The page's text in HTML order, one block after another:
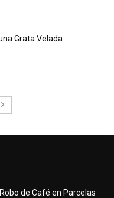
Grata Velada
de Café en Parcelas